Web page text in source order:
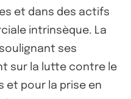
et dans des actifs
intrinsèque. La
soulignant ses
sur la lutte contre le
et pour la prise en